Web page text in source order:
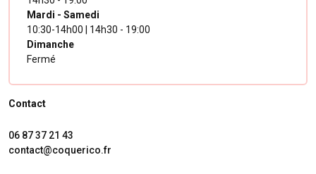
Mardi - Samedi
10:30-14h00 | 14h30 - 19:00
Dimanche
Fermé
Contact
06 87 37 21 43
contact@coquerico.fr